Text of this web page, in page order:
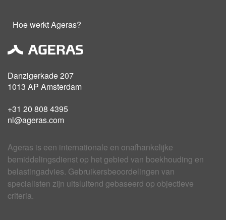
Hoe werkt Ageras?
Danzigerkade 207
1013 AP Amsterdam
+31 20 808 4395
nl@ageras.com
Ageras is een internationale en onafhankelijke
bemiddelingsdienst op het gebied van boekhouding en
belastingadvies. Gebruikersbeoordelingen van
specialisten zijn uitsluitend gebaseerd op objectieve
criteria.